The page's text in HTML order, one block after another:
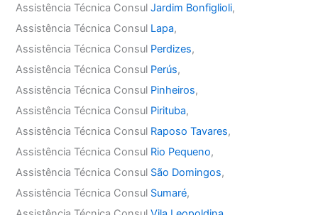
Assistência Técnica ConsulJardim Bonfiglioli,
Assistência Técnica Consul Lapa,
Assistência Técnica Consul Perdizes,
Assistência Técnica Consul Perús,
Assistência Técnica Consul Pinheiros,
Assistência Técnica Consul Pirituba,
Assistência Técnica Consul Raposo Tavares,
Assistência Técnica Consul Rio Pequeno,
Assistência Técnica Consul São Domingos,
Assistência Técnica Consul Sumaré,